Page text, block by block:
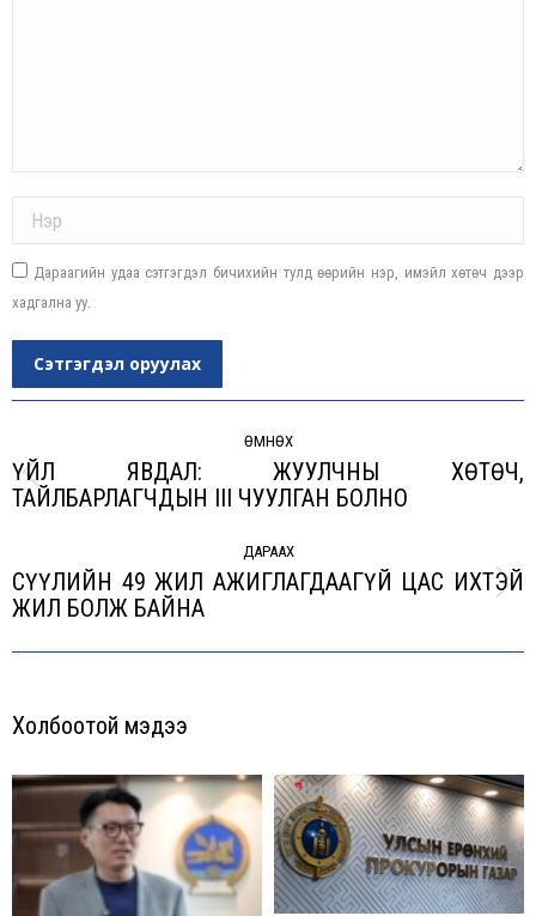
Дараагийн удаа сэтгэгдэл бичихийн тулд өөрийн нэр, имэйл хөтөч дээр
хадгална уу.
Сэтгэгдэл оруулах
ӨМНӨХ
Previous
ҮЙЛ ЯВДАЛ: ЖУУЛЧНЫ ХӨТӨЧ,
ТАЙЛБАРЛАГЧДЫН III ЧУУЛГАН БОЛНО
ДАРААХ
Next
СҮҮЛИЙН 49 ЖИЛ АЖИГЛАГДААГҮЙ ЦАС ИХТЭЙ
ЖИЛ БОЛЖ БАЙНА
Холбоотой мэдээ